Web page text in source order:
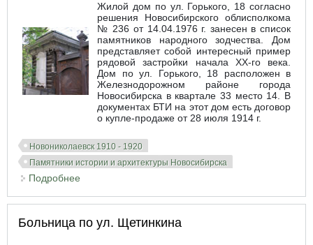
Жилой дом по ул. Горького, 18 согласно
решения Новосибирского облисполкома
№ 236 от 14.04.1976 г. занесен в список
памятников народного зодчества. Дом
представляет собой интересный пример
рядовой застройки начала ХХ-го века.
Дом по ул. Горького, 18 расположен в
Железнодорожном районе города
Новосибирска в квартале 33 место 14. В
документах БТИ на этот дом есть договор
о купле-продаже от 28 июля 1914 г.
Новониколаевск 1910 - 1920
Памятники истории и архитектуры Новосибирска
Подробнее
Больница по ул. Щетинкина